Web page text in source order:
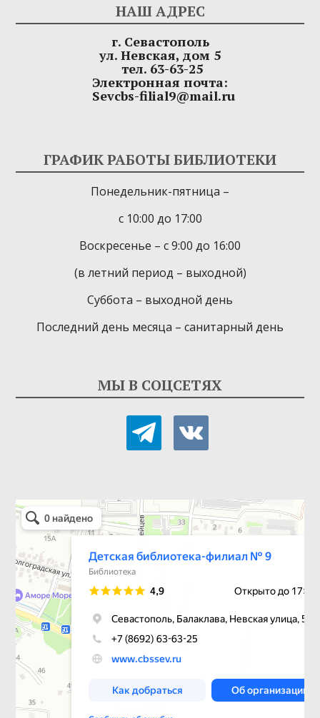
НАШ АДРЕС
г. Севастополь
ул. Невская, дом 5
тел. 63-63-25
Электронная почта:
Sevcbs-filial9@mail.ru
ГРАФИК РАБОТЫ БИБЛИОТЕКИ
Понедельник-пятница –
с 10:00 до 17:00
Воскресенье – с 9:00 до 16:00
(в летний период – выходной)
Суббота – выходной день
Последний день месяца – санитарный день
МЫ В СОЦСЕТЯХ
telegramvkontakte
Детская библиотека-филиал № 9
Библиотека в Севастополе